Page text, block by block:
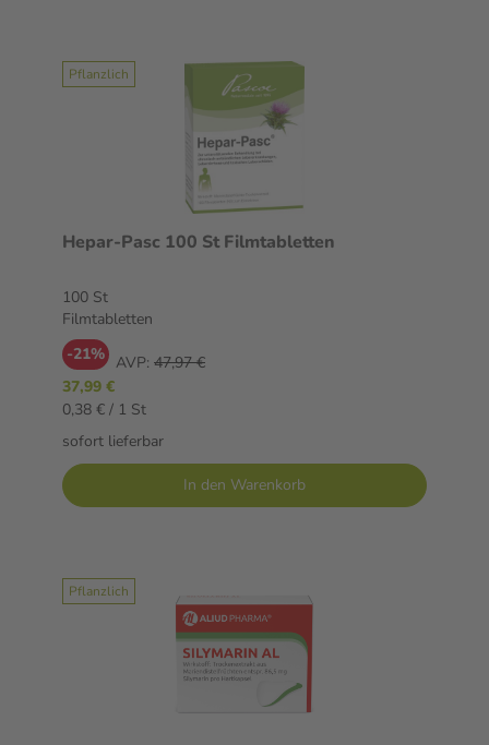
Pflanzlich
Hepar-Pasc 100 St Filmtabletten
100 St
Filmtabletten
-21% AVP: 47,97 €
37,99 €
0,38 € / 1 St
sofort lieferbar
In den Warenkorb
Pflanzlich